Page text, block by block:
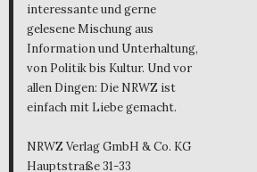
interessante und gerne
gelesene Mischung aus
Information und Unterhaltung,
von Politik bis Kultur. Und vor
allen Dingen: Die NRWZ ist
einfach mit Liebe gemacht.
NRWZ Verlag GmbH & Co. KG
Hauptstraße 31-33